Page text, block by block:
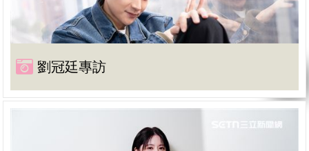
劉冠廷專訪